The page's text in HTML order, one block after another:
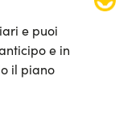
e puoi
e in
il piano